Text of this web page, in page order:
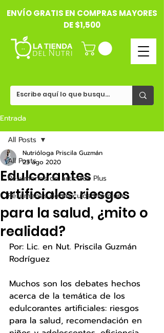
ENVÍO GRATIS EN COMPRAS MAYORES
DE $1,500
Entrada
All Posts
Resúmenes de artículos Plus
Resúmenes de artículos Premium
All Posts
Edulcorantes
artificiales: riesgos
para la salud, ¿mito o
realidad?
Nutrióloga Priscila Guzmán
23 ago 2020
Por: Lic. en Nut. Priscila Guzmán
Rodríguez
Muchos son los debates hechos
acerca de la temática de los
edulcorantes artificiales: riesgos
para la salud, recomendación en